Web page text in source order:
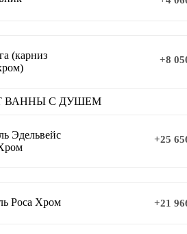
(карниз
+8
ВАННЫ С ДУШЕМ
Эдельвейс
+25
Роса Хром +21